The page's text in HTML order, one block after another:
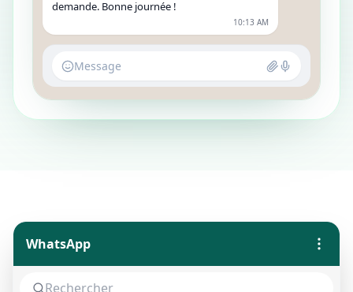
demande. Bonne journée !
10:13 AM
Message
WhatsApp